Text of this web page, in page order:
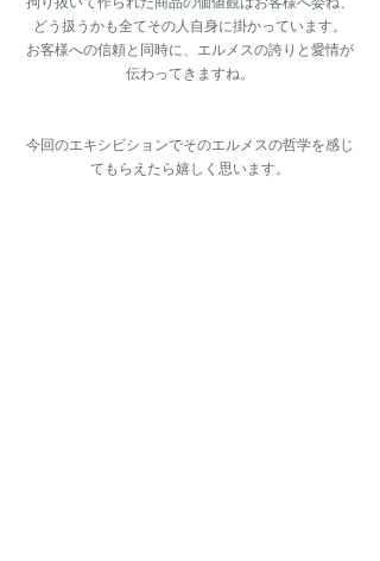
拘り抜いて作られた商品の価値観はお客様へ委ね、
どう扱うかも全てその人自身に掛かっています。
お客様への信頼と同時に、エルメスの誇りと愛情が
伝わってきますね。
今回のエキシビションでそのエルメスの哲学を感じ
てもらえたら嬉しく思います。